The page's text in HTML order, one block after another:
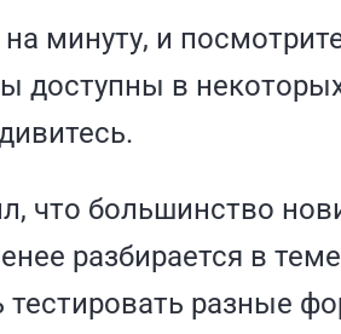
минуту, и
доступны в
что большинство
разбирается в
разные